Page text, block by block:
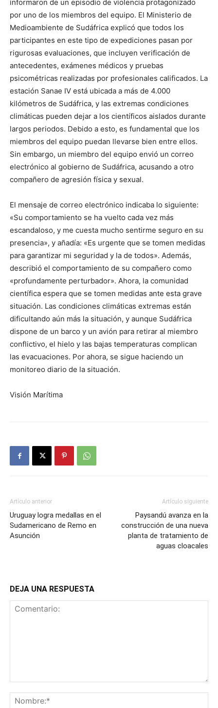
informaron de un episodio de violencia protagonizado
por uno de los miembros del equipo. El Ministerio de
Medioambiente de Sudáfrica explicó que todos los
participantes en este tipo de expediciones pasan por
rigurosas evaluaciones, que incluyen verificación de
antecedentes, exámenes médicos y pruebas
psicométricas realizadas por profesionales calificados. La
estación Sanae IV está ubicada a más de 4.000
kilómetros de Sudáfrica, y las extremas condiciones
climáticas pueden dejar a los científicos aislados durante
largos periodos. Debido a esto, es fundamental que los
miembros del equipo puedan llevarse bien entre ellos.
Sin embargo, un miembro del equipo envió un correo
electrónico al gobierno de Sudáfrica, acusando a otro
compañero de agresión física y sexual.
El mensaje de correo electrónico indicaba lo siguiente:
«Su comportamiento se ha vuelto cada vez más
escandaloso, y me cuesta mucho sentirme seguro en su
presencia», y añadía: «Es urgente que se tomen medidas
para garantizar mi seguridad y la de todos». Además,
describió el comportamiento de su compañero como
«profundamente perturbador». Ahora, la comunidad
científica espera que se tomen medidas ante esta grave
situación. Las condiciones climáticas extremas están
dificultando aún más la situación, y aunque Sudáfrica
dispone de un barco y un avión para retirar al miembro
conflictivo, el hielo y las bajas temperaturas complican
las evacuaciones. Por ahora, se sigue haciendo un
monitoreo diario de la situación.
Visión Marítima
Artículo anterior
Uruguay logra medallas en el
Sudamericano de Remo en
Asunción
Artículo siguiente
Paysandú avanza en la
construcción de una nueva
planta de tratamiento de
aguas cloacales
DEJA UNA RESPUESTA